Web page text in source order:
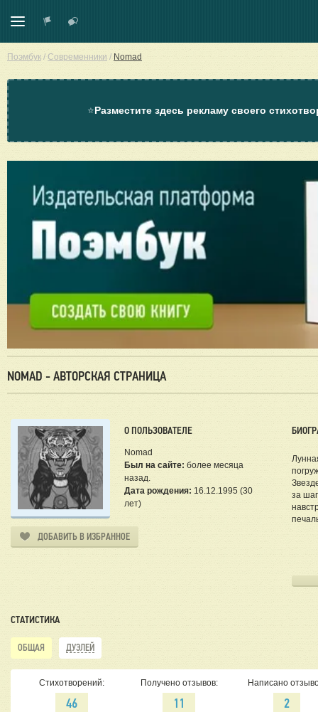
Поэмбук / Современники / Nomad
⭐Разместите здесь рекламу своего
NOMAD - АВТОРСКАЯ СТРАНИЦА
О ПОЛЬЗОВАТЕЛЕ
Nomad
Был на сайте: более месяца
назад.
Дата рождения: 16.12.1995 (30
лет)
ДОБАВИТЬ В ИЗБРАННОЕ
за
СТАТИСТИКА
ОБЩАЯ ДУЭЛЕЙ
Стихотворений:
46
Получено отзывов:
11
Написано
2